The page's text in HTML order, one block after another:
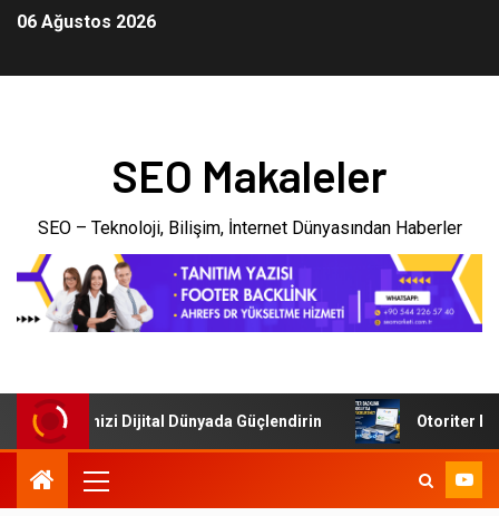
06 Ağustos 2026
SEO Makaleler
SEO – Teknoloji, Bilişim, İnternet Dünyasından Haberler
İşletmenizi Dijital Dünyada Güçlendirin Otoriter